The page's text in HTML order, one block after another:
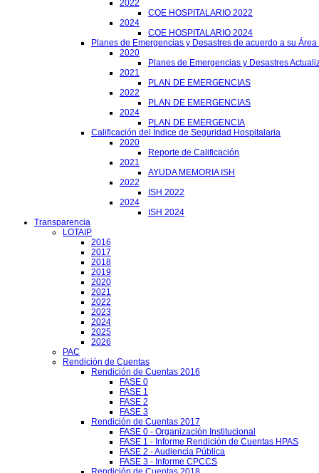
2022
COE HOSPITALARIO 2022
2024
COE HOSPITALARIO 2024
Planes de Emergencias y Desastres de acuerdo a su
2020
Planes de Emergencias y Desastres
2021
PLAN DE EMERGENCIAS
2022
PLAN DE EMERGENCIAS
2024
PLAN DE EMERGENCIA
Calificación del Índice de Seguridad Hospitalaria
2020
Reporte de Calificación
2021
AYUDA MEMORIA ISH
2022
ISH 2022
2024
ISH 2024
Transparencia
LOTAIP
2016
2017
2018
2019
2020
2021
2022
2023
2024
2025
2026
PAC
Rendición de Cuentas
Rendición de Cuentas 2016
FASE 0
FASE 1
FASE 2
FASE 3
Rendición de Cuentas 2017
FASE 0 - Organización Institucional
FASE 1 - Informe Rendición de Cuentas HPAS
FASE 2 - Audiencia Pública
FASE 3 - Informe CPCCS